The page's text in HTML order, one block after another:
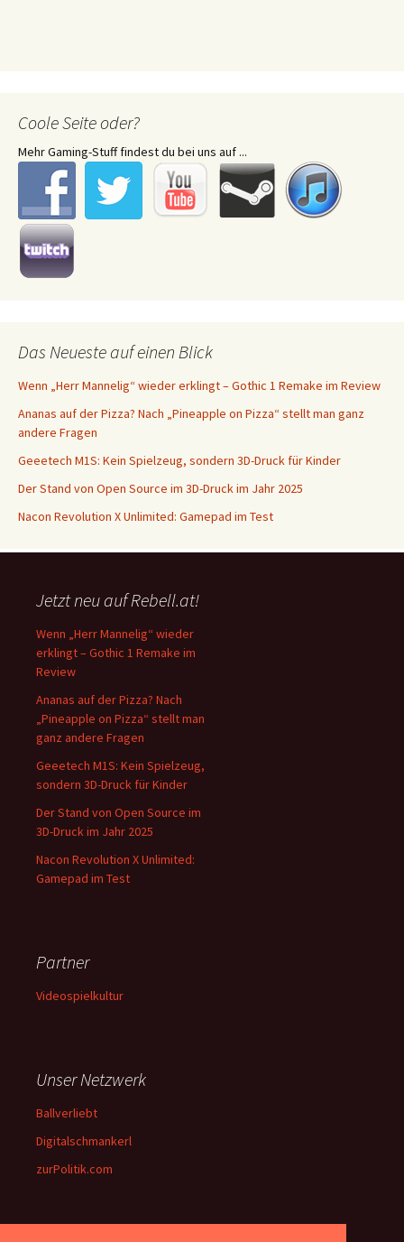
Coole Seite oder?
Mehr Gaming-Stuff findest du bei uns auf ...
Das Neueste auf einen Blick
Wenn „Herr Mannelig“ wieder erklingt – Gothic 1 Remake im Review
Ananas auf der Pizza? Nach „Pineapple on Pizza“ stellt man ganz
andere Fragen
Geeetech M1S: Kein Spielzeug, sondern 3D-Druck für Kinder
Der Stand von Open Source im 3D-Druck im Jahr 2025
Nacon Revolution X Unlimited: Gamepad im Test
Jetzt neu auf Rebell.at!
Wenn „Herr Mannelig“ wieder
erklingt – Gothic 1 Remake im
Review
Ananas auf der Pizza? Nach
„Pineapple on Pizza“ stellt man
ganz andere Fragen
Geeetech M1S: Kein Spielzeug,
sondern 3D-Druck für Kinder
Der Stand von Open Source im
3D-Druck im Jahr 2025
Nacon Revolution X Unlimited:
Gamepad im Test
Partner
Videospielkultur
Unser Netzwerk
Ballverliebt
Digitalschmankerl
zurPolitik.com